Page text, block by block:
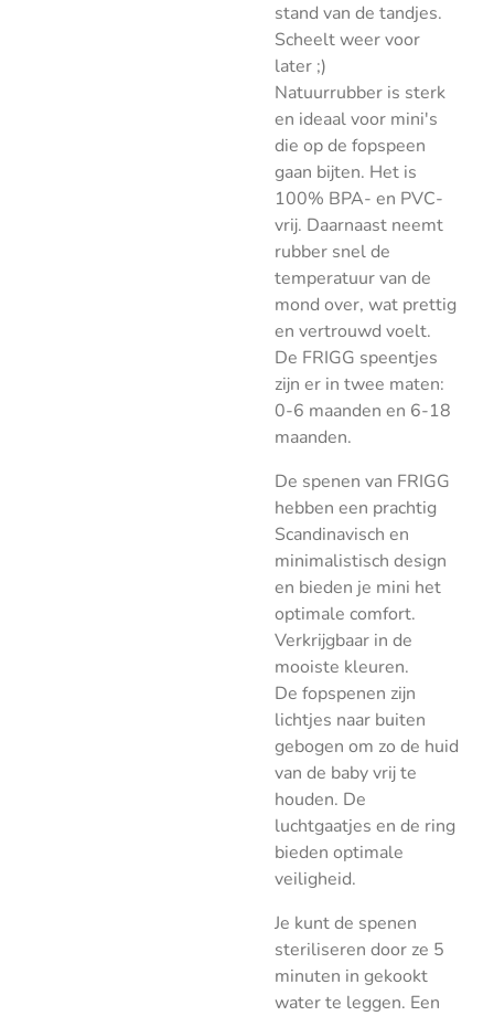
stand van de tandjes.
Scheelt weer voor
later ;)
Natuurrubber is sterk
en ideaal voor mini's
die op de fopspeen
gaan bijten. Het is
100% BPA- en PVC-
vrij. Daarnaast neemt
rubber snel de
temperatuur van de
mond over, wat prettig
en vertrouwd voelt.
De FRIGG speentjes
zijn er in twee maten:
0-6 maanden en 6-18
maanden.
De spenen van FRIGG
hebben een prachtig
Scandinavisch en
minimalistisch design
en bieden je mini het
optimale comfort.
Verkrijgbaar in de
mooiste kleuren.
De fopspenen zijn
lichtjes naar buiten
gebogen om zo de huid
van de baby vrij te
houden. De
luchtgaatjes en de ring
bieden optimale
veiligheid.
Je kunt de spenen
steriliseren door ze 5
minuten in gekookt
water te leggen. Een